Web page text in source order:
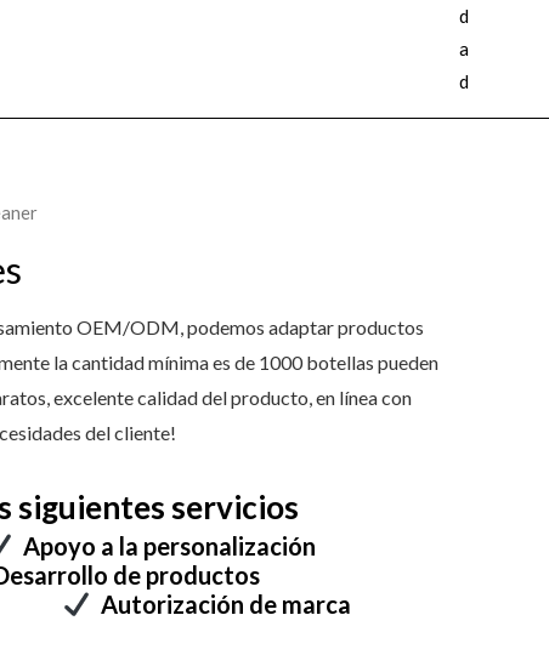
d
a
d
OEM/ODM, podemos adaptar productos
la cantidad mínima es de 1000 botellas pueden
excelente calidad del producto, en línea con
del cliente!
siguientes servicios
Apoyo a la personalización
de productos
Autorización de marca